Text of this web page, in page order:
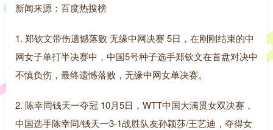
新闻来源：百度热搜榜
1. 郑钦文带伤遗憾落败 无缘中网决赛 5日，在刚刚结束的中
网女子单打半决赛中，中国5号种子选手郑钦文在首盘对决中
不慎负伤，最终遗憾落败，无缘中网女单决赛。
2. 陈幸同钱天一夺冠 10月5日，WTT中国大满贯女双决赛，
中国选手陈幸同/钱天一3-1战胜队友孙颖莎/王艺迪，夺得女